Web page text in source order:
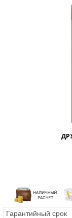
Гарантийный срок